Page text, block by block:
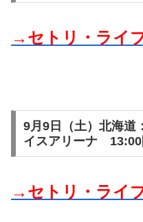
→セトリ・ライ
9月9日（土）北海道
イスアリーナ 13:00
→セトリ・ライ